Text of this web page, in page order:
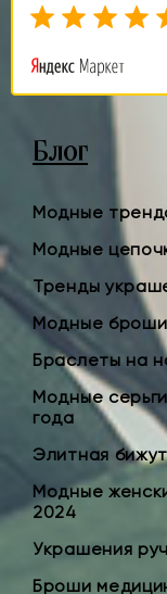
Блог
Модные
Модные
Тренды
Модные
Браслеты на
Модные
года
Элитная
Модные
2024
Украшения
Броши